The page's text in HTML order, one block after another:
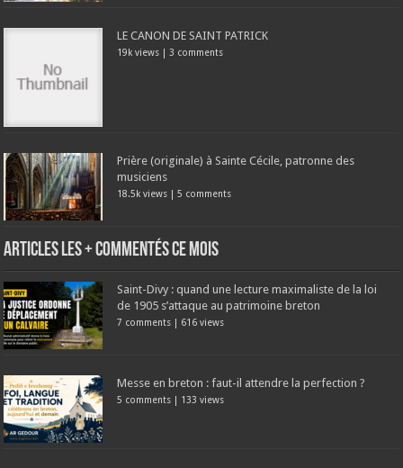
LE CANON DE SAINT PATRICK
19k views | 3 comments
Prière (originale) à Sainte Cécile, patronne des
musiciens
18.5k views |5 comments
Articles les + commentés ce mois
Saint-Divy : quand une lecture maximaliste de la loi
de 1905 s’attaque au patrimoine breton
7 comments | 616 views
Messe en breton : faut-il attendre la perfection ?
5 comments | 133 views